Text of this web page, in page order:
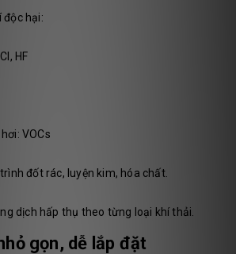
độc hại:
HF
VOCs
đốt rác, luyện kim, hóa chất.
dịch hấp thụ theo từng loại khí thải.
gọn, dễ lắp đặt